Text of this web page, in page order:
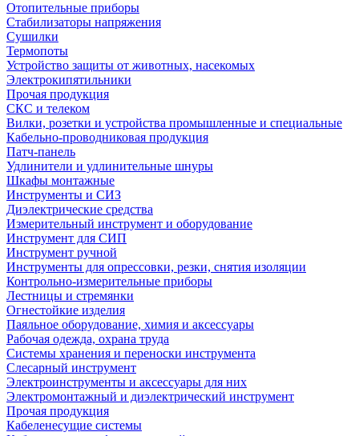
Отопительные приборы
Стабилизаторы напряжения
Сушилки
Термопоты
Устройство защиты от животных, насекомых
Электрокипятильники
Прочая продукция
СКС и телеком
Вилки, розетки и устройства промышленные и специальные
Кабельно-проводниковая продукция
Патч-панель
Удлинители и удлинительные шнуры
Шкафы монтажные
Инструменты и СИЗ
Диэлектрические средства
Измерительный инструмент и оборудование
Инструмент для СИП
Инструмент ручной
Инструменты для опрессовки, резки, снятия изоляции
Контрольно-измерительные приборы
Лестницы и стремянки
Огнестойкие изделия
Паяльное оборудование, химия и аксессуары
Рабочая одежда, охрана труда
Системы хранения и переноски инструмента
Слесарный инструмент
Электроинструменты и аксессуары для них
Электромонтажный и диэлектрический инструмент
Прочая продукция
Кабеленесущие системы